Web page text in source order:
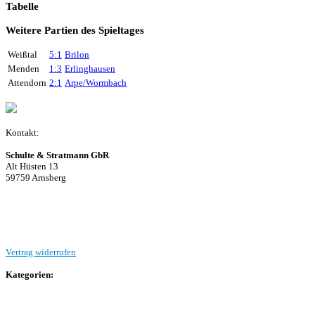
Tabelle
Weitere Partien des Spieltages
Weißtal 5:1 Brilon
Menden
1:3 Erlinghausen
Attendorn 2:1 Arpe/Wormbach
Kontakt:
Schulte & Stratmann GbR
Alt Hüsten 13
59759 Arnsberg
Vertrag widerrufen
Kategorien: